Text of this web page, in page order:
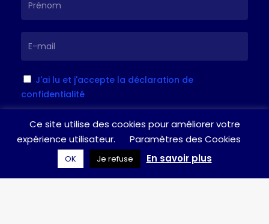
J'ai lu et j'accepte la déclaration de
confidentialité
S'inscrire
Ce site utilise des cookies pour améliorer votre
expérience utilisateur.
Paramètres des Cookies
OK Je refuse En savoir plus